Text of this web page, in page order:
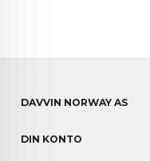
DAVVIN NORWAY AS
DIN KONTO